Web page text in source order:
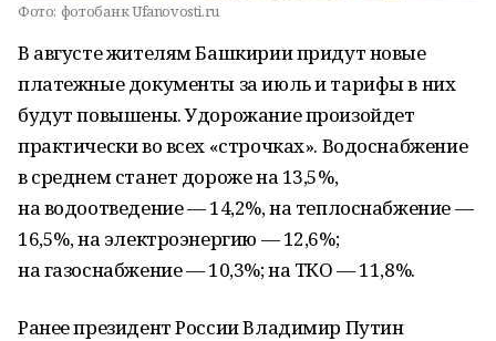
Фото: фотобанк Ufanovosti.ru
В августе жителям Башкирии придут новые
платежные документы за июль и тарифы в них
будут повышены. Удорожание произойдет
практически во всех «строчках». Водоснабжение
в среднем станет дороже на 13,5%,
на водоотведение — 14,2%, на теплоснабжение —
16,5%, на электроэнергию — 12,6%;
на газоснабжение — 10,3%; на ТКО — 11,8%.
Ранее президент России Владимир Путин